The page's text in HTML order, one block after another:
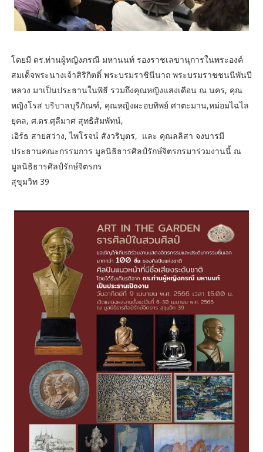
โดยมี ดร.ท่านผู้หญิงภรณี มหานนท์ รองราชเลขานุการในพระองค์
สมเด็จพระนางเจ้าสิริกิตติ์ พระบรมราชินีนาถ พระบรมราชชนนีพันปี
หลวง มาเป็นประธานในพิธี รวมถึงคุณหญิงแสงเดือน ณ นคร, คุณ
หญิงโรส บริบาลบุรีภัณฑ์, คุณหญิงผะอบทิพย์ ศาตะมาน,หม่อมไฉไล
ยุคล, ศ.ดร.ศุลีมาศ สุทธิสัมพัทน์,
เอิร์ธ สายสว่าง, ไพโรจน์ สังวริบุตร, และ คุณลลิสา จงบารมี
ประธานคณะกรรมการ มูลนิธิธารศิลป์รักษ์จิตรกรมาร่วมงานนี้ ณ
มูลนิธิธารศิลป์รักษ์จิตรกร
สุขุมวิท 39